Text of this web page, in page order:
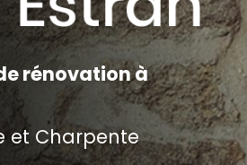
rénovation à
et Charpente